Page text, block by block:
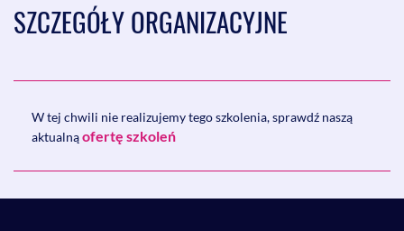
SZCZEGÓŁY ORGANIZACYJNE
W tej chwili nie realizujemy tego szkolenia, sprawdź naszą
aktualnąofertę szkoleń